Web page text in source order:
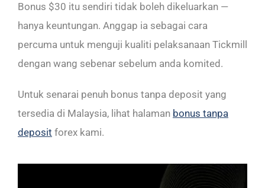
Bonus $30 itu sendiri tidak boleh dikeluarkan —
hanya keuntungan. Anggap ia sebagai cara
percuma untuk menguji kualiti pelaksanaan Tickmill
dengan wang sebenar sebelum anda komited.
Untuk senarai penuh bonus tanpa deposit yang
tersedia di Malaysia, lihat halaman bonus tanpa
deposit forex kami.